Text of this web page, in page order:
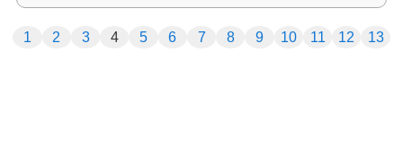
1 2 3 4 5 6 7 8 9 10 11 12 13